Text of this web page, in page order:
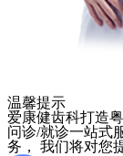
温馨提示
爱康健齿科打造
问诊/就诊一站式
务， 我们将对您